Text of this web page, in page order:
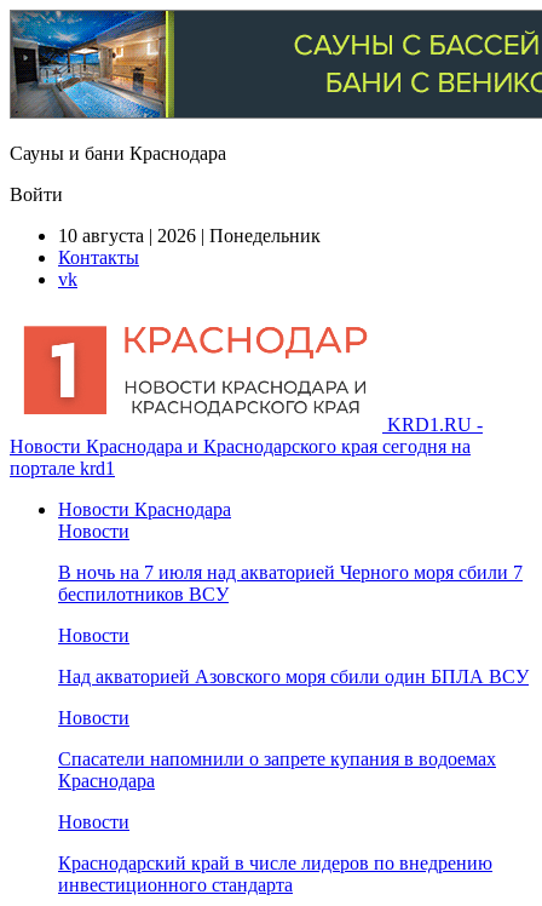
Сауны и бани Краснодара
Войти
10 августа | 2026 | Понедельник
Контакты
vk
KRD1.RU -
Новости Краснодара и Краснодарского края сегодня на
портале krd1
Новости Краснодара
Новости
В ночь на 7 июля над акваторией Черного моря сбили 7
беспилотников ВСУ
Новости
Над акваторией Азовского моря сбили один БПЛА ВСУ
Новости
Спасатели напомнили о запрете купания в водоемах
Краснодара
Новости
Краснодарский край в числе лидеров по внедрению
инвестиционного стандарта